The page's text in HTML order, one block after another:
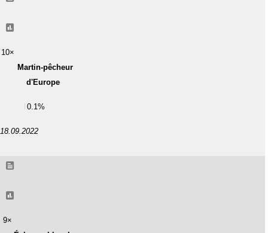
10×
Martin-pêcheur
d'Europe
0.1%
18.09.2022
9×